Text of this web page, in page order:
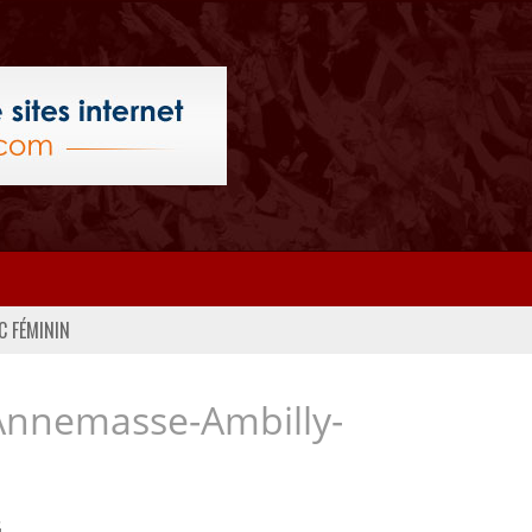
FÉMININ
Ambilly-